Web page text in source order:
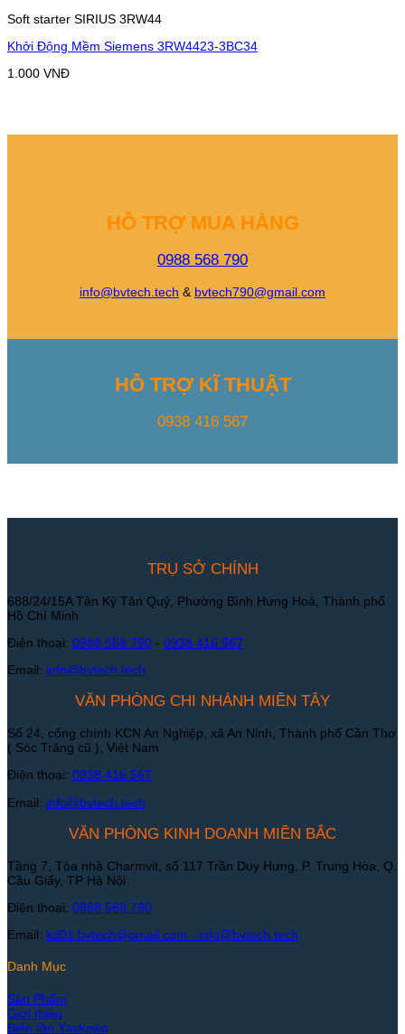
Soft starter SIRIUS 3RW44
Khởi Động Mềm Siemens 3RW4423-3BC34
1.000 VNĐ
HỖ TRỢ MUA HÀNG
0988 568 790
info@bvtech.tech & bvtech790@gmail.com
HỖ TRỢ KĨ THUẬT
0938 416 567
TRỤ SỞ CHÍNH
688/24/15A Tân Kỳ Tân Quý, Phường Bình Hưng Hoà, Thành phố
Hồ Chí Minh
Điện thoại: 0988 568 790 - 0938 416 567
Email: info@bvtech.tech
VĂN PHÒNG CHI NHÁNH MIỀN TÂY
Số 24, cổng chính KCN An Nghiệp, xã An Ninh, Thành phố Cần Thơ
( Sóc Trăng cũ ), Việt Nam
Điện thoại: 0938 416 567
Email: info@bvtech.tech
VĂN PHÒNG KINH DOANH MIỀN BẮC
Tầng 7, Tòa nhà Charmvit, số 117 Trần Duy Hưng, P. Trung Hòa, Q.
Cầu Giấy, TP Hà Nội
Điện thoại: 0988 568 790
Email: kd01.bvtech@gmail.com - info@bvtech.tech
Danh Mục
Sản Phẩm
Giới thiệu
Biến tần Yaskawa